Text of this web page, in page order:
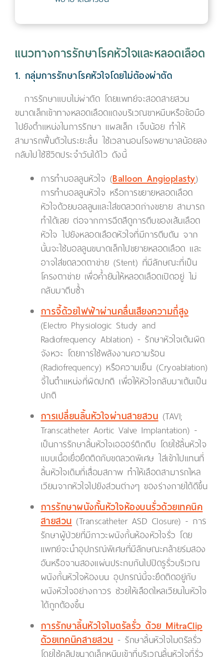
แนวทางการรักษาโรคหัวใจและหลอดเลือด
1. กลุ่มการรักษาโรคหัวใจโดยไม่ต้องผ่าตัด
การรักษาแบบไม่ผ่าตัด โดยแพทย์จะสอดสายสวน
ขนาดเล็กเข้าทางหลอดเลือดแดงบริเวณขาหนีบหรือข้อมือ
ไปยังตำแหน่งในการรักษา แผลเล็ก เจ็บน้อย ทำให้
สามารถฟื้นตัวในระยะสั้น ใช้เวลานอนโรงพยาบาลน้อยลง
กลับไปใช้ชีวิตประจำวันได้ไว ดังนี้
การทำบอลลูนหัวใจ (Balloon Angioplasty)
การทำบอลลูนหัวใจ หรือการขยายหลอดเลือด
หัวใจด้วยบอลลูนและใส่ขดลวดถ่างขยาย สามารถ
ทำได้เลย ต่อจากการฉีดสีดูการตีบของเส้นเลือด
หัวใจ ไปยังหลอดเลือดหัวใจที่มีการตีบตัน จาก
นั้นจะใช้บอลลูนขนาดเล็กไปขยายหลอดเลือด และ
อาจใส่ขดลวดตาข่าย (Stent) ที่มีลักษณะที่เป็น
โครงตาข่าย เพื่อค้ำยันให้หลอดเลือดเปิดอยู่ ไม่
กลับมาตีบซ้ำ
การจี้ด้วยไฟฟ้าผ่านคลื่นเสียงความถี่สูง
(Electro Physiologic Study and
Radiofrequency Ablation) - รักษาหัวใจเต้นผิด
จังหวะ โดยการใช้พลังงานความร้อน
(Radiofrequency) หรือความเย็น (Cryoablation)
จี้ในตำแหน่งที่ผิดปกติ เพื่อให้หัวใจกลับมาเต้นเป็น
ปกติ
การเปลี่ยนลิ้นหัวใจผ่านสายสวน(TAVI;
Transcatheter Aortic Valve Implantation) -
เป็นการรักษาลิ้นหัวใจเอออร์ติกตีบ โดยใช้ลิ้นหัวใจ
แบบเนื้อเยื่อยึดติดกับขดลวดพิเศษ ใส่เข้าไปแทนที่
ลิ้นหัวใจเดิมที่เสื่อมสภาพ ทำให้เลือดสามารถไหล
เวียนจากหัวใจไปยังส่วนต่างๆ ของร่างกายได้ดีขึ้น
การรักษาผนังกั้นหัวใจห้องบนรั่วด้วยเทคนิค
สายสวน(Transcatheter ASD Closure) - การ
รักษาผู้ป่วยที่มีภาวะผนังกั้นห้องหัวใจรั่ว โดย
แพทย์จะนำอุปกรณ์พิเศษที่มีลักษณะคล้ายร่มสอง
อันหรือจานสองแผ่นประกบกันไปปิดรูรั่วบริเวณ
ผนังกั้นหัวใจห้องบน อุปกรณ์นี้จะยึดติดอยู่กับ
ผนังหัวใจอย่างถาวร ช่วยให้เลือดไหลเวียนในหัวใจ
ได้ถูกต้องขึ้น
การรักษาลิ้นหัวใจไมตรัลรั่ว ด้วย MitraClip
ด้วยเทคนิคสายสวน- รักษาลิ้นหัวใจไมตรัลรั่ว